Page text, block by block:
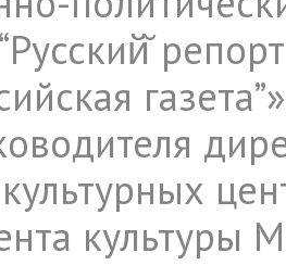
культуры